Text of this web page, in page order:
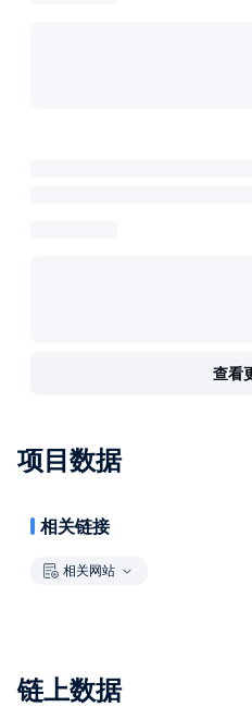
查看
项目数据
相关链接
相关网站
链上数据